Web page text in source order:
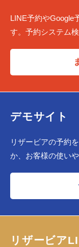
LINE予約やGoogle
す。予約システム
デモサイト
リザービアの予約
か、お客様の使い
リザービア